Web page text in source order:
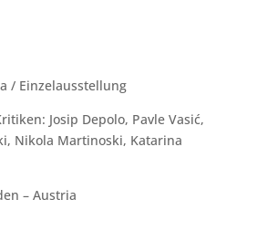
/ Einzelausstellung
Josip Depolo, Pavle Vasić,
Nikola Martinoski, Katarina
– Austria